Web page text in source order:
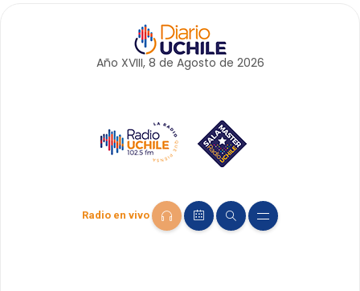
Año XVIII, 8 de Agosto de 2026
Radio en vivo